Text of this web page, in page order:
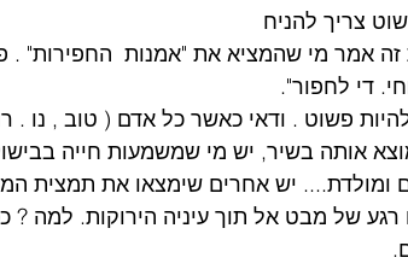
צריך להניח
אמר מי שהמציא את "אמנות  החפירות" .
די לחפור".
פשוט . ודאי כאשר כל אדם ( טוב , נו .
אותה בשיר, יש מי שמשמעות חייה
ומולדת.... יש אחרים שימצאו את תמצית
רגע של מבט אל תוך עיניה הירוקות. למה